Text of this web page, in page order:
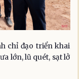
chỉ đạo triển khai
lớn, lũ quét, sạt lở